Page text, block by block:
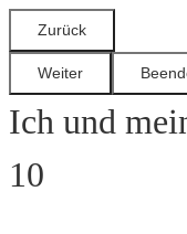
Ich und
10